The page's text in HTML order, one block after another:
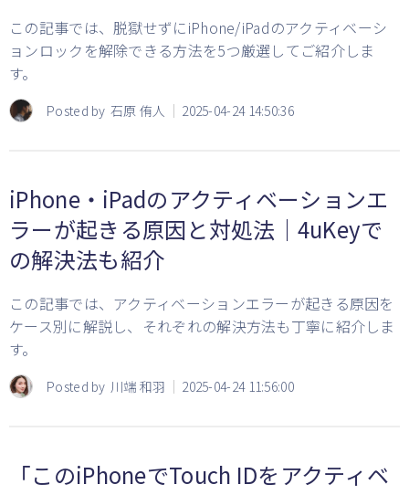
この記事では、脱獄せずにiPhone/iPadのアクティベーシ
ョンロックを解除できる方法を5つ厳選してご紹介しま
す。
Posted by 石原 侑人 2025-04-24 14:50:36
iPhone・iPadのアクティベーションエ
ラーが起きる原因と対処法｜4uKeyで
の解決法も紹介
この記事では、アクティベーションエラーが起きる原因を
ケース別に解説し、それぞれの解決方法も丁寧に紹介しま
す。
Posted by 川端 和羽 2025-04-24 11:56:00
「このiPhoneでTouch IDをアクティベ